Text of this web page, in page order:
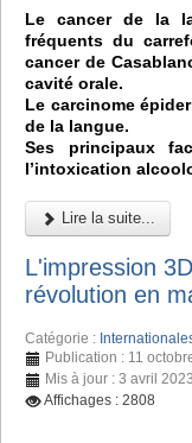
Le cancer de la
fréquents du
cancer de
cavité orale.
Le carcinome
de la langue.
Ses principaux
l’intoxication
Lire la suite...
L'impression
révolution en
Catégorie :
Publication : 11
Mis à jour : 3 avril 2023
Affichages : 2808